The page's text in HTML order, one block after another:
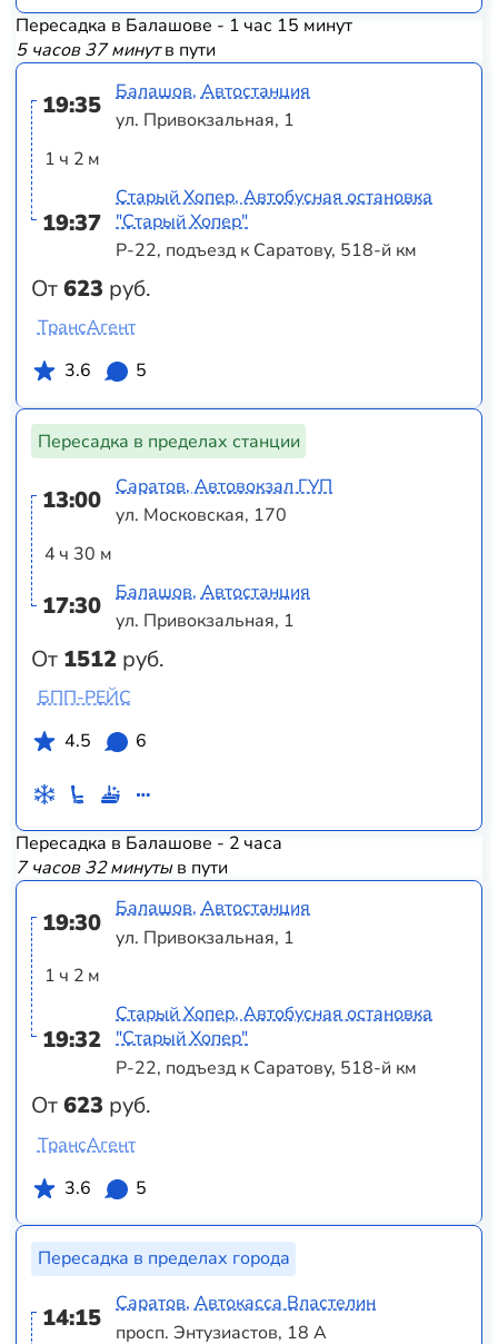
Пересадка в Балашове - 1 час 15 минут
5 часов 37 минутв пути
19:35
1 ч 2 м
19:37
От623 руб.
Балашов, Автостанция
ул. Привокзальная, 1
Старый Хопер, Автобусная остановка
"Старый Хопер"
Р-22, подъезд к Саратову, 518-й км
ТрансАгент
3.6
5
Пересадка в пределах станции
13:00
4 ч 30 м
17:30
От 1512 руб.
Саратов, Автовокзал ГУП
ул. Московская, 170
Балашов, Автостанция
ул. Привокзальная, 1
БПП-РЕЙС
4.5
6
Пересадка в Балашове - 2 часа
7 часов 32 минутыв пути
19:30
1 ч 2 м
19:32
От623 руб.
Балашов, Автостанция
ул. Привокзальная, 1
Старый Хопер, Автобусная остановка
"Старый Хопер"
Р-22, подъезд к Саратову, 518-й км
ТрансАгент
3.6
5
Пересадка в пределах города
14:15
Саратов, Автокасса Властелин
просп. Энтузиастов, 18 А